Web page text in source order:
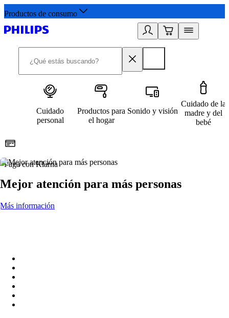
Productos de consumo
Cuidado
personal
Productos para
el hogar
Sonido y visión
Cuidado de la
madre y del
bebé
Paga con Klarna
Mejor atención para más personas
Más información